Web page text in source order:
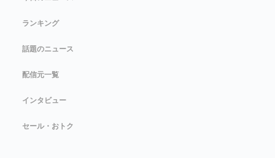
ランキング
話題のニュース
配信元一覧
インタビュー
セール・おトク